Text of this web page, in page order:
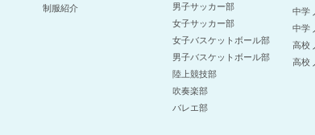
制服紹介
男子サッカー部
女子サッカー部
女子バスケットボール部
男子バスケットボール部
陸上競技部
吹奏楽部
バレエ部
中学
中学
高校
高校